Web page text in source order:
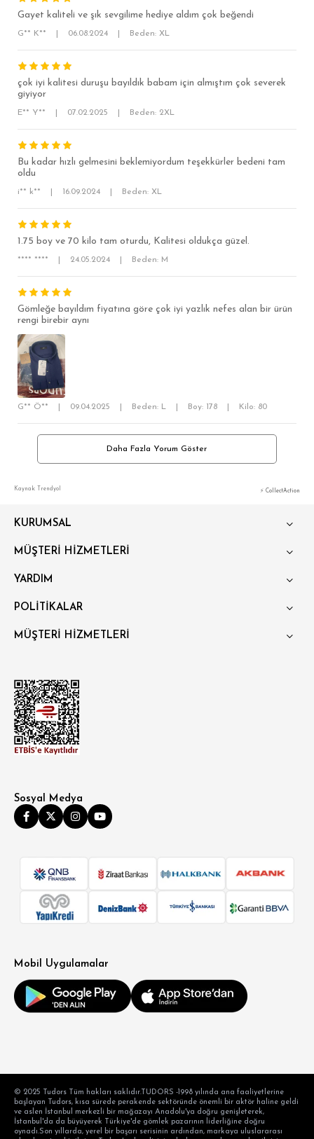
SÜPER SLİM FİT
KLASİK FİT
OVERSİZE
BÜYÜK BEDEN
Gayet kaliteli ve şık sevgilime hediye aldım çok beğendi
G** K** 06.08.2024 Beden: XL
çok iyi kalitesi duruşu bayıldık babam için almıştım çok severek
giyiyor
E** Y** 07.02.2025 Beden: 2XL
Bu kadar hızlı gelmesini beklemiyordum teşekkürler bedeni tam
oldu
i** k** 16.09.2024 Beden: XL
1.75 boy ve 70 kilo tam oturdu, Kalitesi oldukça güzel.
**** **** 24.05.2024 Beden: M
Gömleğe bayıldım fiyatına göre çok iyi yazlık nefes alan bir ürün
rengi birebir aynı
G** Ö** 09.04.2025 Beden: L Boy: 178 Kilo: 80
Daha Fazla Yorum Göster
Kaynak: Trendyol ⚡ CollectAction
KURUMSAL
MÜŞTERİ HİZMETLERİ
YARDIM
POLİTİKALAR
MÜŞTERİ HİZMETLERİ
Sosyal Medya
Mobil Uygulamalar
© 2025 Tudors Tüm hakları saklıdır.TUDORS -1998 yılında ana faaliyetlerine
başlayan Tudors, kısa sürede perakende sektöründe önemli bir aktör haline geldi
ve aslen İstanbul merkezli bir mağazayı Anadolu'ya doğru genişleterek,
İstanbul'da da büyüyerek Türkiye'de gömlek pazarının liderliğine doğru
oynadı.Son yıllarda, yerel bir başarı serisinin ardından, markaya uluslararası